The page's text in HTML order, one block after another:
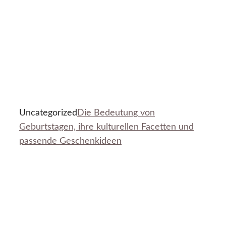
Uncategorized Die Bedeutung von
Geburtstagen, ihre kulturellen Facetten und
passende Geschenkideen